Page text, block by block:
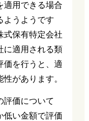
適用できる場合
ようようです
式保有特定会社
に適用される類
価を行うと、適
があります。
評価について
い金額で評価